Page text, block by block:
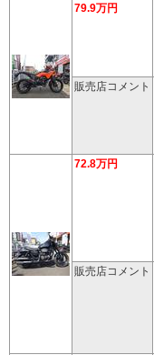
79.9万円
販売店コメント
72.8万円
販売店コメント